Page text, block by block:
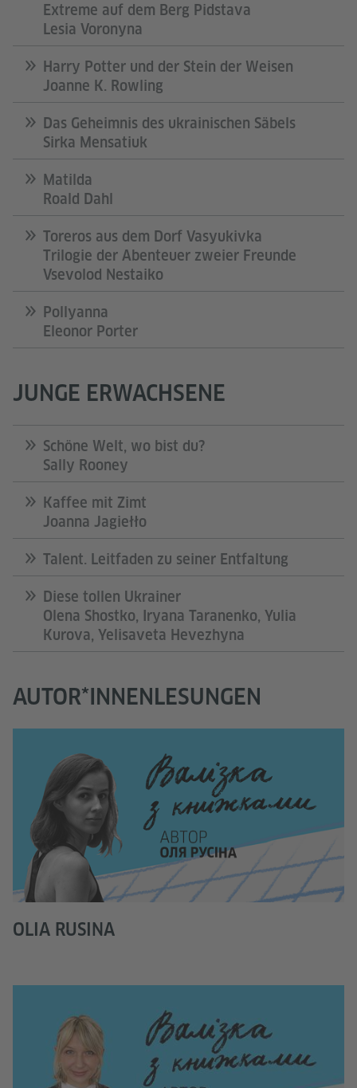
Extreme auf dem Berg Pidstava
Lesia Voronyna
Harry Potter und der Stein der Weisen
Joanne K. Rowling
Das Geheimnis des ukrainischen Säbels
Sirka Mensatiuk
Matilda
Roald Dahl
Toreros aus dem Dorf Vasyukivka
Trilogie der Abenteuer zweier Freunde
Vsevolod Nestaiko
Pollyanna
Eleonor Porter
JUNGE ERWACHSENE
Schöne Welt, wo bist du?
Sally Rooney
Kaffee mit Zimt
Joanna Jagiełło
Talent. Leitfaden zu seiner Entfaltung
Diese tollen Ukrainer
Olena Shostko, Iryana Taranenko, Yulia
Kurova, Yelisaveta Hevezhyna
AUTOR*INNENLESUNGEN
OLIA RUSINA